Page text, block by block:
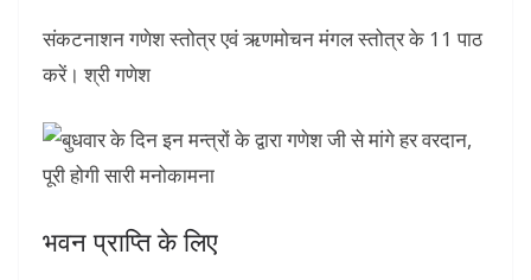
संकटनाशन गणेश स्तोत्र एवं ऋणमोचन मंगल स्तोत्र के 11 पाठ
करें। श्री गणेश
भवन प्राप्ति के लिए